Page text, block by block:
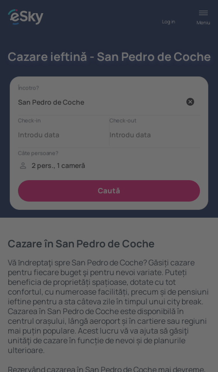
Meniu
Log in
Cazare ieftină - San Pedro de Coche
Cazare în San Pedro de Coche
Vă ȋndreptaţi spre San Pedro de Coche? Găsiți cazare
pentru fiecare buget şi pentru nevoi variate. Puteți
beneficia de proprietăți spațioase, dotate cu tot
confortul, cu numeroase facilități, precum și de pensiuni
ieftine pentru a sta câteva zile în timpul unui city break.
Cazarea în San Pedro de Coche este disponibilă în
centrul orașului, lângă aeroport și în cartiere sau regiuni
mai puțin populare. Acest lucru vă va ajuta să găsiţi
unităţi de cazare în funcție de nevoi și de planurile
ulterioare.
Rezervând cazarea în San Pedro de Coche mai devreme,